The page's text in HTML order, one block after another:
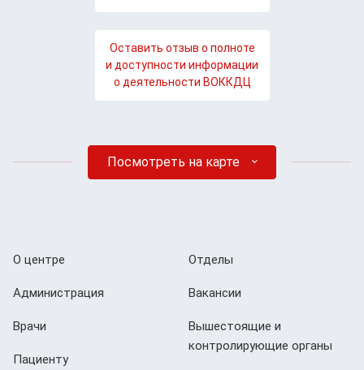
Оставить отзыв о полноте
и доступности информации
о деятельности ВОККДЦ
Посмотреть на карте
О центре
Администрация
Врачи
Пациенту
Отделы
Вакансии
Вышестоящие и
контролирующие органы